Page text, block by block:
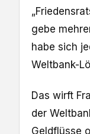
gebe
habe sich
Weltbank-
Das wirft
der
Geldflüsse